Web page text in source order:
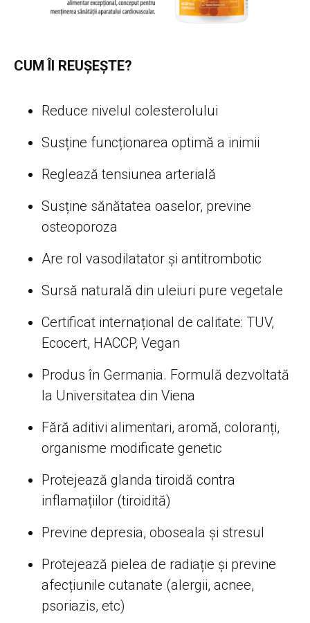
CUM ÎI REUȘEȘTE?
Reduce nivelul colesterolului
Susține funcționarea optimă a inimii
Reglează tensiunea arterială
Susține sănătatea oaselor, previne
osteoporoza
Are rol vasodilatator și antitrombotic
Sursă naturală din uleiuri pure vegetale
Certificat internațional de calitate: TUV,
Ecocert, HACCP, Vegan
Produs în Germania. Formulă dezvoltată
la Universitatea din Viena
Fără aditivi alimentari, aromă, coloranți,
organisme modificate genetic
Protejează glanda tiroidă contra
inflamațiilor (tiroidită)
Previne depresia, oboseala și stresul
Protejează pielea de radiație și previne
afecțiunile cutanate (alergii, acnee,
psoriazis, etc)